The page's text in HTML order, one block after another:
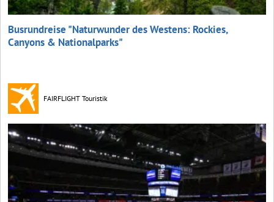
Busrundreise "Naturwunder des Westens: Rockies,
Canyons & Nationalparks"
FAIRFLIGHT Touristik